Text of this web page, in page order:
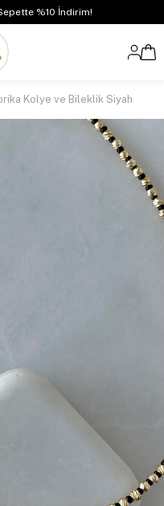
%10 İndirim!
Kolye ve Bileklik Siyah